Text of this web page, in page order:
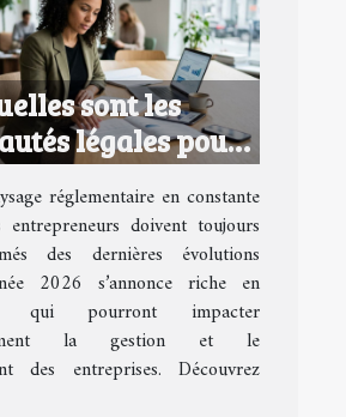
sont les
légales pour
en 2026
?
réglementaire en constante
entrepreneurs doivent toujours
des dernières évolutions
2026 s’annonce riche en
qui pourront impacter
la gestion et le
des entreprises. Découvrez